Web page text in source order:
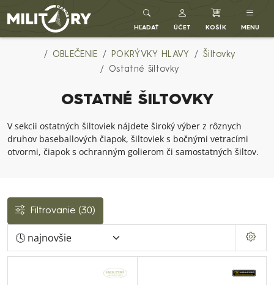
Army shop MILITARY RANGE SK
HĽADAŤ ÚČET KOŠÍK MENU
OBLEČENIE POKRÝVKY HLAVY
Šiltovky
Ostatné šiltovky
OSTATNÉ ŠILTOVKY
V sekcii ostatných šiltoviek nájdete široký výber z rôznych
druhov baseballových čiapok, šiltoviek s bočnými vetracími
otvormi, čiapok s ochranným golierom či samostatných šiltov.
Filtrovanie (30)